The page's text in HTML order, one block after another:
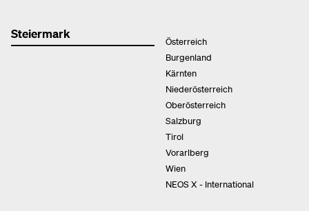
Steiermark
Österreich
Burgenland
Kärnten
Niederösterreich
Oberösterreich
Salzburg
Tirol
Vorarlberg
Wien
NEOS X - International